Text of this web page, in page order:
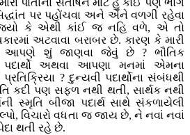
પોતાના સંતોષને માટે હું કોઈ પણ ભોગે
પર પહોંચવા અને એને વળગી રહેવા
કે એથી કાંઈ જ નહિ વળે, એ તો
અટવાવા બરાબર છે. કારણ કે મારી
આપણે શું જાણવા જેવું છે ? ભૌતિક
પદાર્થો અથવા આપણા મનમાં એમના
? દુન્યવી પદાર્થોના સંબંધથી
કદી પણ સફળ નથી થતી, સાર્થક નથી
સ્મૃતિ બીજા પદાર્થ સાથે સંકળાયેલી
વિચારો વધતા જ જાય છે, ને નવાં નવાં
થતી રહે છે.